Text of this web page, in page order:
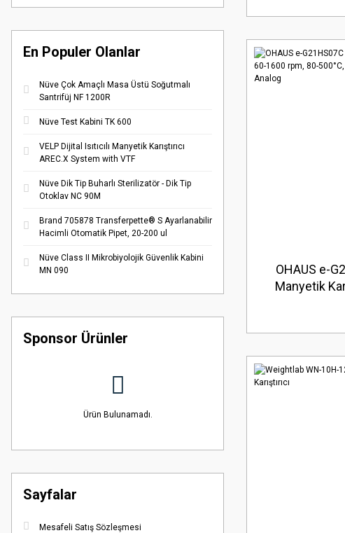
En Populer Olanlar
Nüve Çok Amaçlı Masa Üstü Soğutmalı
Santrifüj NF 1200R
Nüve Test Kabini TK 600
VELP Dijital Isıtıcılı Manyetik Karıştırıcı
AREC.X System with VTF
Nüve Dik Tip Buharlı Sterilizatör - Dik Tip
Otoklav NC 90M
Brand 705878 Transferpette® S Ayarlanabilir
Hacimli Otomatik Pipet, 20-200 ul
Nüve Class II Mikrobiyolojik Güvenlik Kabini
MN 090
Sponsor Ürünler
Ürün Bulunamadı.
Sayfalar
Mesafeli Satış Sözleşmesi
OHAUS e-
Manyetik